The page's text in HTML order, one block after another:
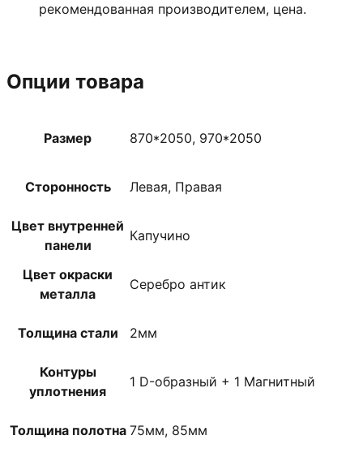
рекомендованная производителем, цена.
Опции товара
Размер 870*2050, 970*2050
Сторонность Левая, Правая
Цвет внутренней
панели
Капучино
Цвет окраски
металла
Серебро антик
Толщина стали 2мм
Контуры
уплотнения
1 D-образный + 1 Магнитный
Толщина полотна 75мм, 85мм